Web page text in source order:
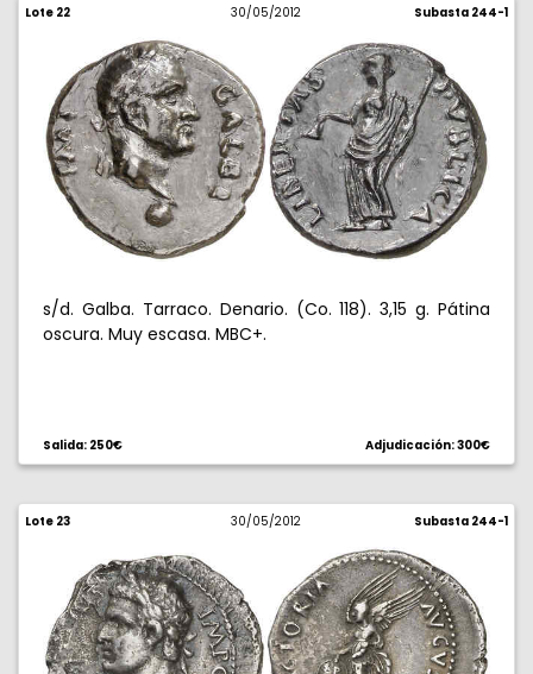
Lote 22 30/05/2012 Subasta 244-1
s/d. Galba. Tarraco. Denario. (Co. 118). 3,15 g. Pátina
oscura. Muy escasa. MBC+.
Salida: 250€ Adjudicación: 300€
Lote 23 30/05/2012 Subasta 244-1